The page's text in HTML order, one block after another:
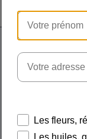
Les fleurs,